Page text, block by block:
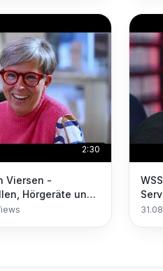
2:30
Viersen -
Hörgeräte und
WSS